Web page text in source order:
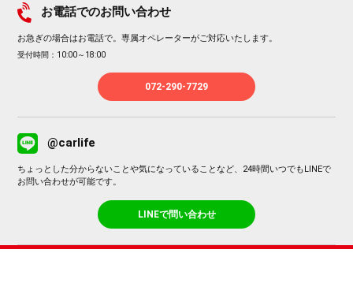
お電話でのお問い合わせ
お急ぎの場合はお電話で。専属オペレーターがご対応いたします。
受付時間：10:00～18:00
072-290-7729
@carlife
ちょっとした分からないことや気になっていることなど、24時間いつでもLINEで
お問い合わせが可能です。
LINEで問い合わせ